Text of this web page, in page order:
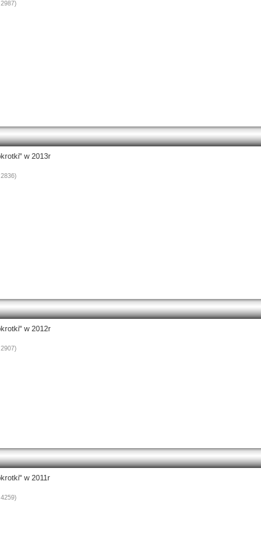
w 2013r
w 2012r
w 2011r